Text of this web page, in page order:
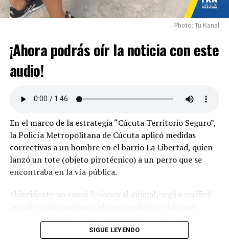
Mantente informado con TuKanal, Somos Parte de
Photo: Tu Kanal
¡Ahora podrás oír la noticia con este
audio!
En el marco de la estrategia “Cúcuta Territorio Seguro”,
la Policía Metropolitana de Cúcuta aplicó medidas
correctivas a un hombre en el barrio La Libertad, quien
lanzó un tote (objeto pirotécnico) a un perro que se
encontraba en la vía pública.
El incidente no causó lesiones al animal, según verificó
sanción según el Código Nacional de Seguridad y
Convivencia Ciudadana (Ley 1801, Artículo 30, numeral
SIGUE LEYENDO